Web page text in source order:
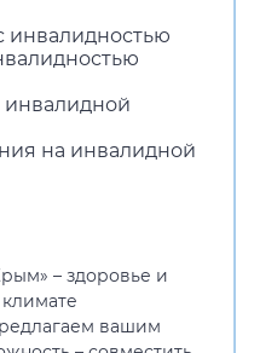
инвалидностью
инвалидной
на инвалидной
– здоровье и
вашим